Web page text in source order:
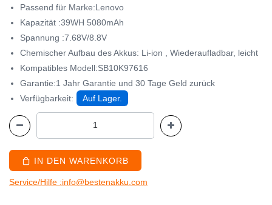
Passend für Marke:Lenovo
Kapazität :39WH 5080mAh
Spannung :7.68V/8.8V
Chemischer Aufbau des Akkus: Li-ion , Wiederaufladbar, leicht
Kompatibles Modell:SB10K97616
Garantie:1 Jahr Garantie und 30 Tage Geld zurück
Verfügbarkeit:
Auf Lager.
IN DEN WARENKORB
Service/Hilfe :info@bestenakku.com